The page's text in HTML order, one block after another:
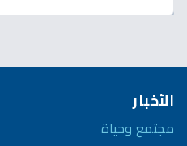
الأخبار
مجتمع وحياة